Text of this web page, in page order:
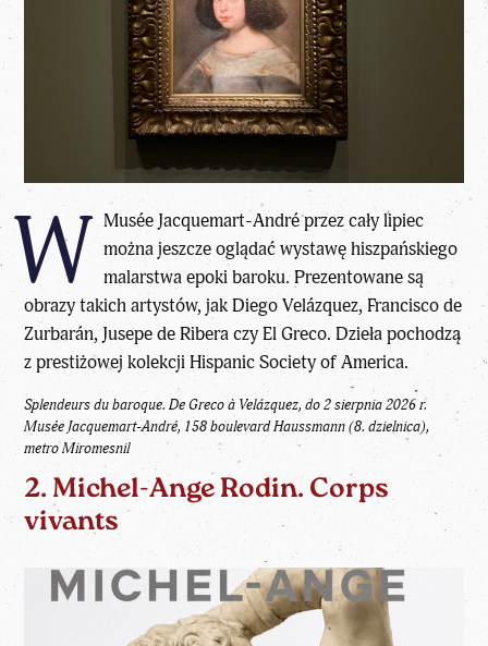
W Musée Jacquemart-André przez cały lipiec
można jeszcze oglądać wystawę hiszpańskiego
malarstwa epoki baroku. Prezentowane są
obrazy takich artystów, jak Diego Velázquez, Francisco de
Zurbarán, Jusepe de Ribera czy El Greco. Dzieła pochodzą
z prestiżowej kolekcji Hispanic Society of America.
Splendeurs du baroque. De Greco à Velázquez, do 2 sierpnia 2026 r.
Musée Jacquemart-André, 158 boulevard Haussmann (8. dzielnica),
metro Miromesnil
2. Michel-Ange Rodin. Corps
vivants